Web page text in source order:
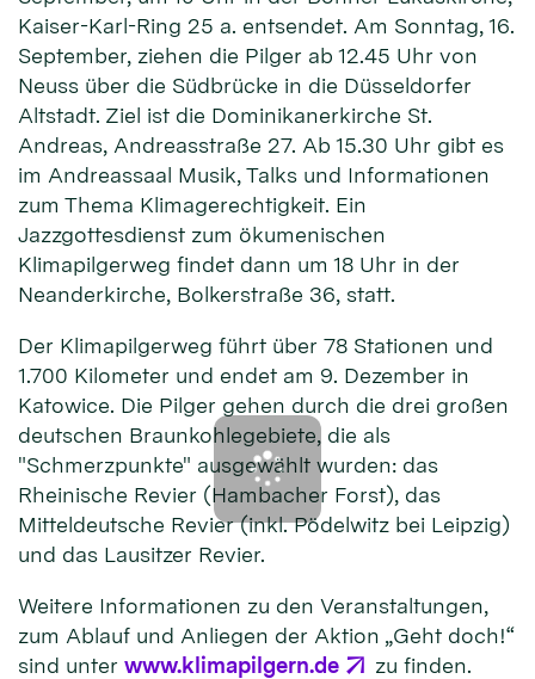
Kaiser-Karl-Ring 25 a. entsendet. Am Sonntag, 16.
September, ziehen die Pilger ab 12.45 Uhr von
Neuss über die Südbrücke in die Düsseldorfer
Altstadt. Ziel ist die Dominikanerkirche St.
Andreas, Andreasstraße 27. Ab 15.30 Uhr gibt es
im Andreassaal Musik, Talks und Informationen
zum Thema Klimagerechtigkeit. Ein
Jazzgottesdienst zum ökumenischen
Klimapilgerweg findet dann um 18 Uhr in der
Neanderkirche, Bolkerstraße 36, statt.
Der Klimapilgerweg führt über 78 Stationen und
1.700 Kilometer und endet am 9. Dezember in
Katowice. Die Pilger gehen durch die drei großen
deutschen Braunkohlegebiete, die als
"Schmerzpunkte" ausgewählt wurden: das
Rheinische Revier (Hambacher Forst), das
Mitteldeutsche Revier (inkl. Pödelwitz bei Leipzig)
und das Lausitzer Revier.
Weitere Informationen zu den Veranstaltungen,
zum Ablauf und Anliegen der Aktion „Geht doch!“
sind unter www.klimapilgern.de zu finden.